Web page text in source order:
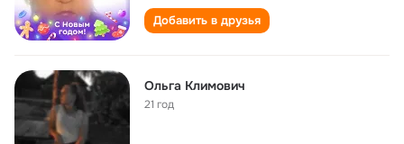
Добавить в друзья
Ольга Климович
21 год